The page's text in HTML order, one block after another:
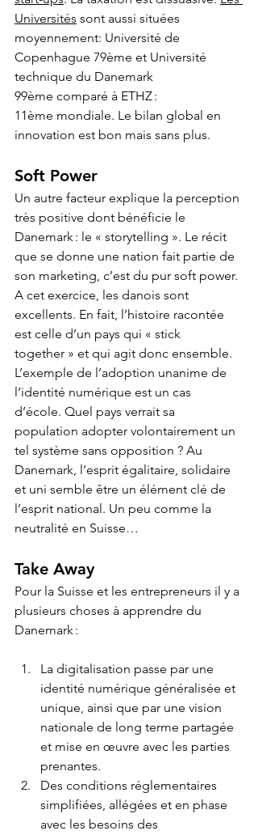
Universités sont aussi situées
moyennement: Université de
Copenhague 79ème et Université
technique du Danemark
99ème comparé à ETHZ :
11ème mondiale. Le bilan global en
innovation est bon mais sans plus.‍
Soft Power‍
Un autre facteur explique la perception
très positive dont bénéficie le
Danemark : le « storytelling ». Le récit
que se donne une nation fait partie de
son marketing, c’est du pur soft power.
A cet exercice, les danois sont
excellents. En fait, l’histoire racontée
est celle d’un pays qui « stick
together » et qui agit donc ensemble.
L’exemple de l’adoption unanime de
l’identité numérique est un cas
d’école. Quel pays verrait sa
population adopter volontairement un
tel système sans opposition ? Au
Danemark, l’esprit égalitaire, solidaire
et uni semble être un élément clé de
l’esprit national. Un peu comme la
neutralité en Suisse…‍
Take Away‍
Pour la Suisse et les entrepreneurs il y a
plusieurs choses à apprendre du
Danemark :‍
La digitalisation passe par une
identité numérique généralisée et
unique, ainsi que par une vision
nationale de long terme partagée
et mise en œuvre avec les parties
prenantes.
Des conditions réglementaires
simplifiées, allégées et en phase
avec les besoins des